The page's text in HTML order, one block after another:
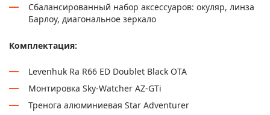
Сбалансированный набор аксессуаров: окуляр, линза
Барлоу, диагональное зеркало
Комплектация:
Levenhuk Ra R66 ED Doublet Black OTA
Монтировка Sky-Watcher AZ-GTi
Тренога алюминиевая Star Adventurer